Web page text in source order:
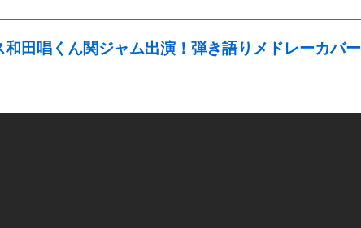
田唱くん関ジャム出演！弾き語りメドレーカバー